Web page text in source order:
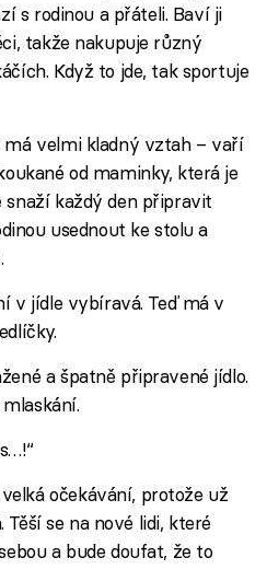
s rodinou a přáteli. Baví ji
takže nakupuje různý
Když to jde, tak sportuje
má velmi kladný vztah – vaří
od maminky, která je
snaží každý den připravit
usednout ke stolu a
v jídle vybíravá. Teď má v
a špatně připravené jídlo.
očekávání, protože už
Těší se na nové lidi, které
a bude doufat, že to